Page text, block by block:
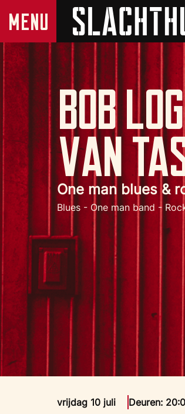
Bob
Van
One man blues &
Blues - One man band -
vrijdag 10 juli Deuren: